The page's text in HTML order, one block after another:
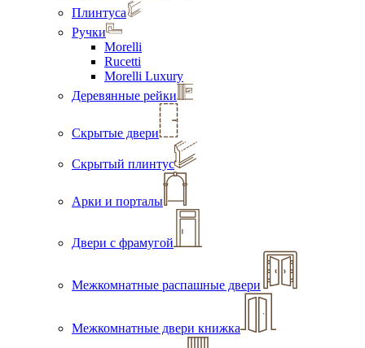
Плинтуса
Ручки
Morelli
Rucetti
Morelli Luxury
Деревянные рейки
Скрытые двери
Скрытый плинтус
Арки и порталы
Двери с фрамугой
Межкомнатные распашные двери
Межкомнатные двери книжка